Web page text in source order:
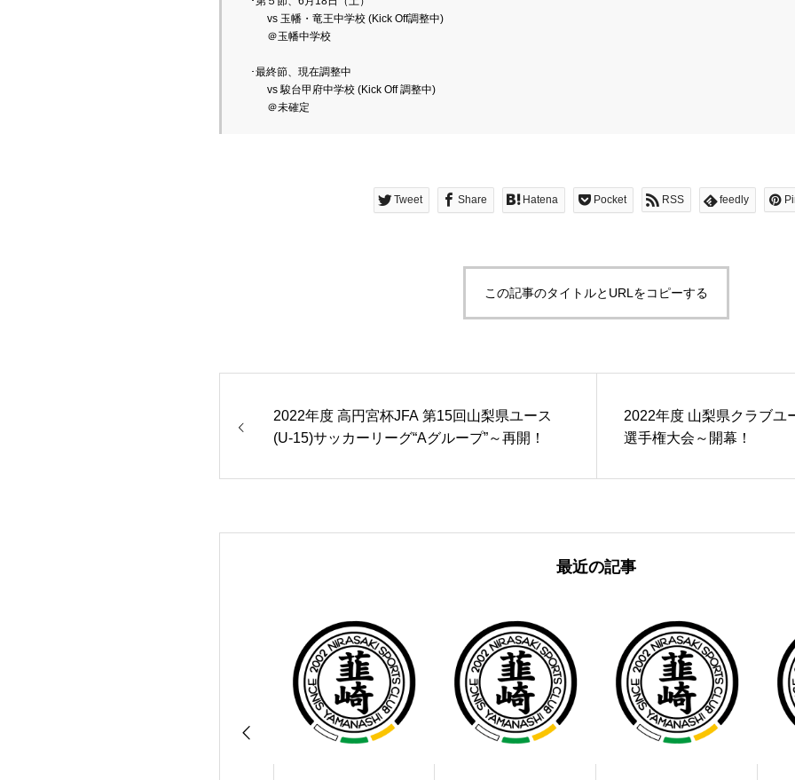
vs 玉幡・竜王中学校 (Kick Off調整中)
＠玉幡中学校
･最終節、現在調整中
vs 駿台甲府中学校 (Kick Off 調整中)
＠未確定
Tweet Share Hatena Pocket RSS feedly
この記事のタイトルとURLをコピーする
2022年度 高円宮杯JFA 第15回山梨県ユース
(U-15)サッカーリーグ“Aグループ”～再開！
2022年度 山梨県クラブユ
選手権大会～開幕！
最近の記事